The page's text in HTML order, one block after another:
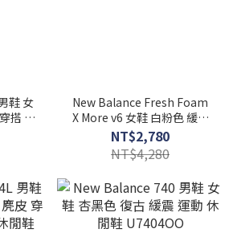
鞋 女
搭 D
New Balance Fresh Foam
X More v6 女鞋 白粉色 緩震
舒適 運動 慢跑鞋 WMOR3YI
NT$2,780
NT$4,280